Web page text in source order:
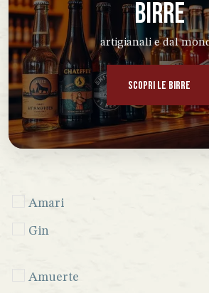
BIRRE
artigianali e dal
SCOPRI LE BIRRE
Amari
Gin
Amuerte